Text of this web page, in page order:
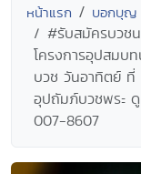
หน้าแรก บอกบุญ
#รับสมัครบวช
โครงการอุปสมบ
บวช วันอาทิตย์ ที่
อุปถัมภ์บวชพระ
007-8607